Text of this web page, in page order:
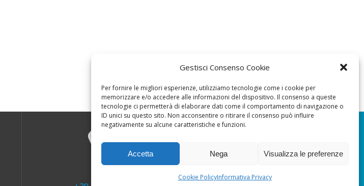
Gestisci Consenso Cookie
Per fornire le migliori esperienze, utilizziamo tecnologie come i cookie per
memorizzare e/o accedere alle informazioni del dispositivo. Il consenso a queste
tecnologie ci permetterà di elaborare dati come il comportamento di navigazione o
ID unici su questo sito. Non acconsentire o ritirare il consenso può influire
negativamente su alcune caratteristiche e funzioni.
Accetta Nega Visualizza le preferenze
Cookie PolicyInformativa PrivacyZ Blues